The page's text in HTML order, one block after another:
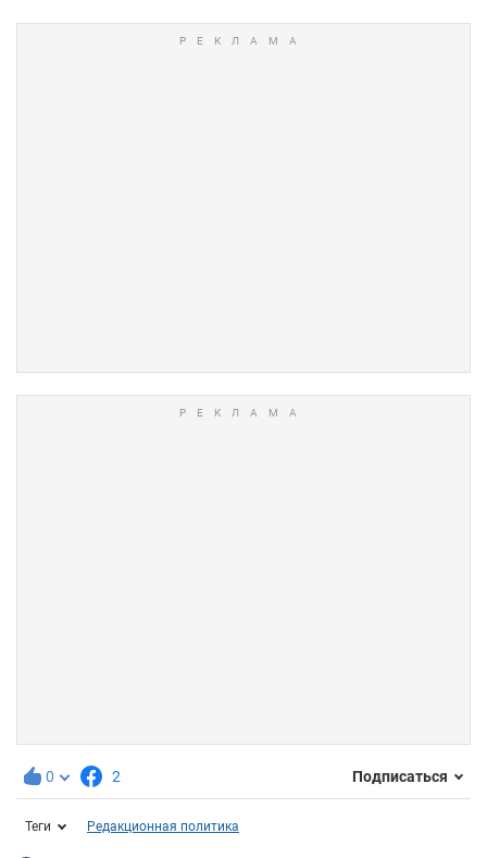
0 2 Подписаться
Теги Редакционная политика